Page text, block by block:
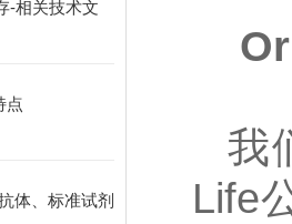
-相关技术文
点
体、标准试剂
我
Life